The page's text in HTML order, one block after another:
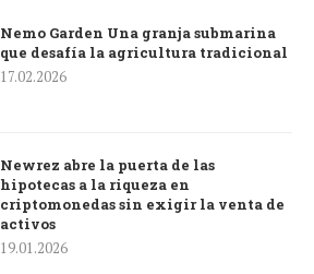
Nemo Garden Una granja submarina
que desafía la agricultura tradicional
17.02.2026
Newrez abre la puerta de las
hipotecas a la riqueza en
criptomonedas sin exigir la venta de
activos
19.01.2026